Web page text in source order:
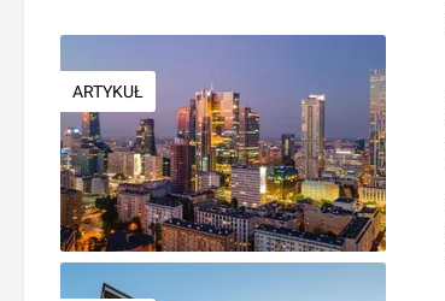
ARTYKUŁ